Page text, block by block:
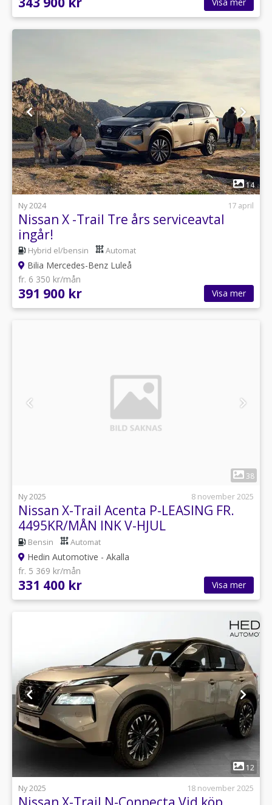
1
14
Ny 2024
17 april
Nissan X -Trail Tre års serviceavtal
ingår!
Hybrid el/bensin Automat
Bilia Mercedes-Benz Luleå
fr. 6 350 kr/mån
391 900 kr Visa mer
38
Ny 2025
8 november 2025
Nissan X-Trail Acenta P-LEASING FR.
4495KR/MÅN INK V-HJUL
Bensin Automat
Hedin Automotive - Akalla
fr. 5 369 kr/mån
331 400 kr Visa mer
1
12
Ny 2025
18 november 2025